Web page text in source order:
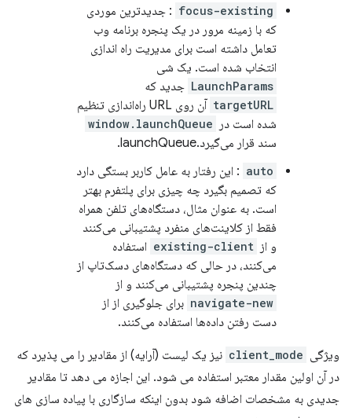
focus-existing : جدیدترین موردی
که با زمینه مرور در یک پنجره برنامه وب
تعامل داشته است برای مدیریت راه اندازی
انتخاب شده است. یک شی
LaunchParams جدید که
targetURL
آن روی URL راه‌اندازی تنظیم
شده است در
window.launchQueue
سند قرار می‌گیرد.launchQueue.
auto : این رفتار به عامل کاربر بستگی دارد
که تصمیم بگیرد چه چیزی برای پلتفرم بهتر
است. به عنوان مثال، دستگاه‌های تلفن همراه
فقط از کلاینت‌های منفرد پشتیبانی می‌کنند
و از existing-client استفاده
می‌کنند، در حالی که دستگاه‌های دسک‌تاپ از
چندین پنجره پشتیبانی می‌کنند و از
navigate-new برای جلوگیری از از
دست رفتن داده‌ها استفاده می‌کنند.
ویژگی client_mode نیز یک لیست (آرایه) از مقادیر را می پذیرد که
در آن اولین مقدار معتبر استفاده می شود. این اجازه می دهد تا مقادیر
جدیدی به مشخصات اضافه شود بدون اینکه سازگاری با پیاده سازی های